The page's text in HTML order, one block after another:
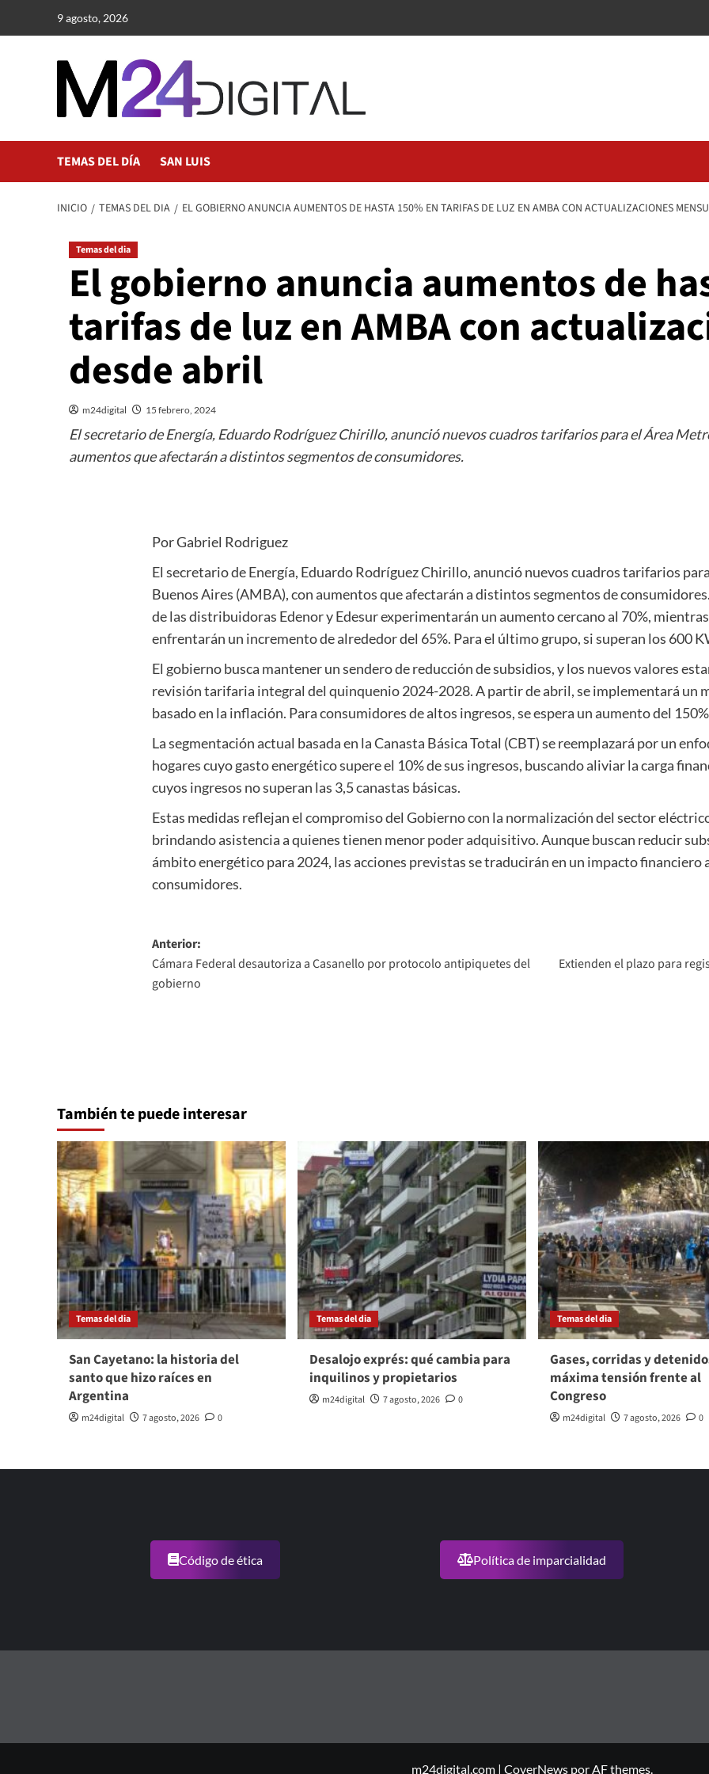
9 agosto, 2026
TEMAS DEL DÍA SAN LUIS
INICIO TEMAS DEL DIA EL GOBIERNO ANUNCIA AUMENTOS DE HASTA 150% EN TARIFAS DE LUZ EN AMBA CON ACTUALIZACIONES
Temas del dia
El gobierno anuncia aumentos de
tarifas de luz en AMBA con
desde abril
m24digital 15 febrero, 2024
El secretario de Energía, Eduardo Rodríguez Chirillo, anunció nuevos cuadros tarifarios para el Área
aumentos que afectarán a distintos segmentos de consumidores.
Por Gabriel Rodriguez
El secretario de Energía, Eduardo Rodríguez Chirillo, anunció nuevos cuadros tarifarios
Buenos Aires (AMBA), con aumentos que afectarán a distintos segmentos de
de las distribuidoras Edenor y Edesur experimentarán un aumento cercano al 70%,
enfrentarán un incremento de alrededor del 65%. Para el último grupo, si superan los 600
El gobierno busca mantener un sendero de reducción de subsidios, y los nuevos valores
revisión tarifaria integral del quinquenio 2024-2028. A partir de abril, se implementará un
basado en la inflación. Para consumidores de altos ingresos, se espera un aumento del
La segmentación actual basada en la Canasta Básica Total (CBT) se reemplazará por un
hogares cuyo gasto energético supere el 10% de sus ingresos, buscando aliviar la carga
cuyos ingresos no superan las 3,5 canastas básicas.
Estas medidas reflejan el compromiso del Gobierno con la normalización del sector
brindando asistencia a quienes tienen menor poder adquisitivo. Aunque buscan reducir
ámbito energético para 2024, las acciones previstas se traducirán en un impacto financiero
consumidores.
Navegación
de
entradas
Anterior:
Cámara Federal desautoriza a Casanello por protocolo antipiquetes del
gobierno
Extienden el plazo para
También te puede interesar
Temas del dia
San Cayetano: la historia del
santo que hizo raíces en
Argentina
m24digital 7 agosto, 2026 0
Temas del dia
Desalojo exprés: qué cambia para
inquilinos y propietarios
m24digital 7 agosto, 2026 0
Temas del dia
Gases, corridas y
máxima tensión frente al
Congreso
m24digital 7 agosto, 2026 0
Código de ética Política de imparcialidad
m24digital.com | CoverNewspor AF themes.